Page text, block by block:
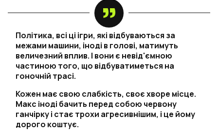
Політика, всі ці ігри, які відбуваються за
межами машини, іноді в голові, матимуть
величезний вплив. І вони є невід'ємною
частиною того, що відбуватиметься на
гоночній трасі.
Кожен має свою слабкість, своє хворе місце.
Макс іноді бачить перед собою червону
ганчірку і стає трохи агресивнішим, і це йому
дорого коштує.